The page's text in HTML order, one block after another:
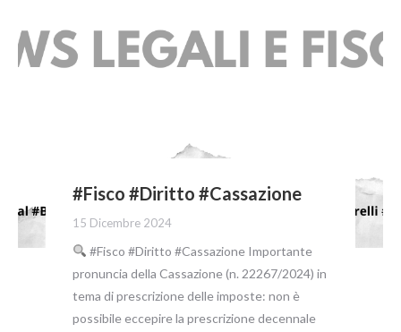
#Fisco #Diritto #Cassazione
15 Dicembre 2024
#Fisco #Diritto #Cassazione Importante
pronuncia della Cassazione (n. 22267/2024) in
tema di prescrizione delle imposte: non è
possibile eccepire la prescrizione decennale